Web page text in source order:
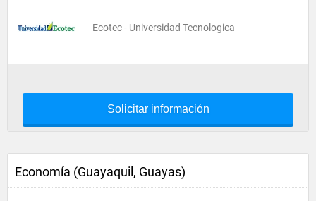
Ecotec - Universidad Tecnologica
Solicitar información
Economía (Guayaquil, Guayas)